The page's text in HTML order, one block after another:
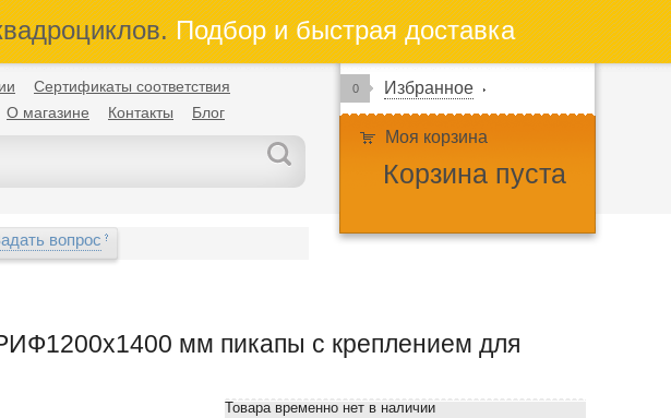
Подбор и быстрая доставка
Сертификаты соответствия
О магазине Контакты Блог
0 Избранное
Моя корзина
Корзина пуста
вопрос
мм пикапы с креплением для
Товара временно нет в наличии